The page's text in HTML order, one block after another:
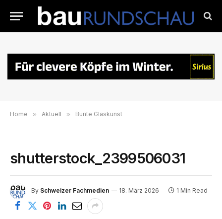
Home » Aktuell » Bunte Glaskunst
shutterstock_2399506031
By Schweizer Fachmedien 18. März 2026 1 Min Read